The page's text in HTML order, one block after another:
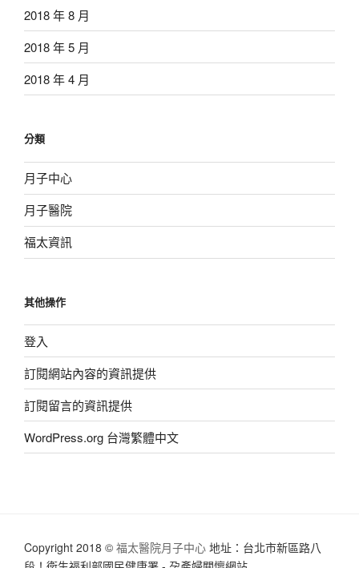
2018 年 8 月
2018 年 5 月
2018 年 4 月
分類
月子中心
月子醫院
福太資訊
其他操作
登入
訂閱網站內容的資訊提供
訂閱留言的資訊提供
WordPress.org 台灣繁體中文
Copyright 2018 © 福太醫院月子中心 地址：台北市新區路八